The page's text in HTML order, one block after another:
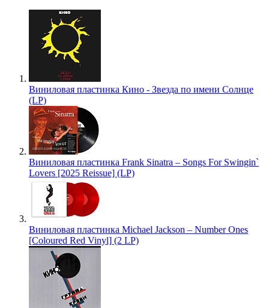
Виниловая пластинка Кино - Звезда по имени Солнце
(LP)
Виниловая пластинка Frank Sinatra – Songs For Swingin`
Lovers [2025 Reissue] (LP)
Виниловая пластинка Michael Jackson – Number Ones
[Coloured Red Vinyl] (2 LP)